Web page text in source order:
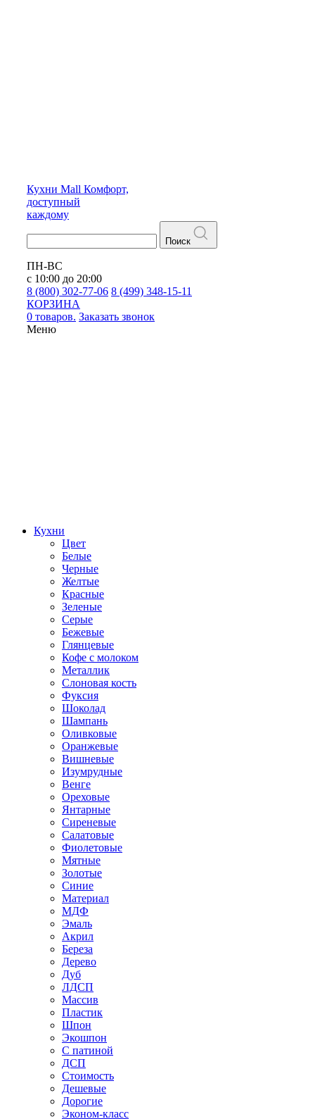
Кухни Mall Комфорт,
доступный
каждому
Поиск
ПН-ВС
с 10:00 до 20:00
8 (800) 302-77-06 8 (499) 348-15-11
КОРЗИНА
0 товаров. Заказать звонок
Меню
Кухни
Цвет
Белые
Черные
Желтые
Красные
Зеленые
Серые
Бежевые
Глянцевые
Кофе с молоком
Металлик
Слоновая кость
Фуксия
Шоколад
Шампань
Оливковые
Оранжевые
Вишневые
Изумрудные
Венге
Ореховые
Янтарные
Сиреневые
Салатовые
Фиолетовые
Мятные
Золотые
Синие
Материал
МДФ
Эмаль
Акрил
Береза
Дерево
Дуб
ЛДСП
Массив
Пластик
Шпон
Экошпон
С патиной
ДСП
Стоимость
Дешевые
Дорогие
Эконом-класс